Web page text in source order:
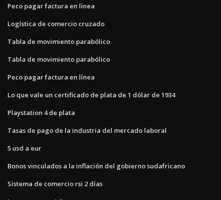
Peco pagar factura en línea
Logística de comercio cruzado
Tabla de movimiento parabólico
Tabla de movimiento parabólico
Peco pagar factura en línea
Lo que vale un certificado de plata de 1 dólar de 1934
Playstation 4 de plata
Tasas de pago de la industria del mercado laboral
5 usd a eur
Bonos vinculados a la inflación del gobierno sudafricano
Sistema de comercio rsi 2 días